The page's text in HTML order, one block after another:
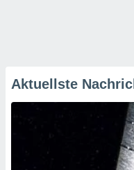
Aktuellste